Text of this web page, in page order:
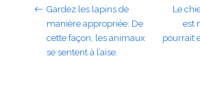
Gardez les lapins de
manière appropriée: De
cette façon, les animaux
se sentent à l’aise.
Le
est
pourrait